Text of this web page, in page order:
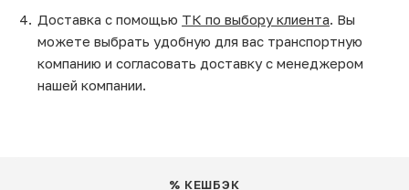
Доставка с помощью ТК по выбору клиента. Вы
можете выбрать удобную для вас транспортную
компанию и согласовать доставку с менеджером
нашей компании.
% КЕШБЭК